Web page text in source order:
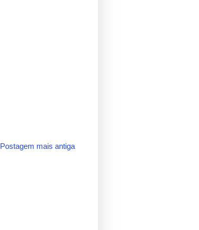
Postagem mais antiga